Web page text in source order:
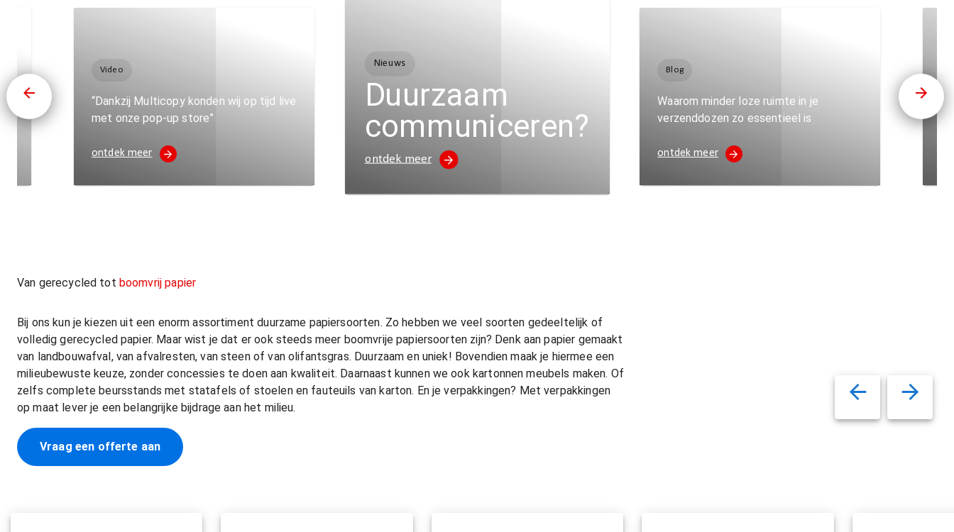
Video
“Dankzij Multicopy konden wij op tijd live
met onze pop-up store”
ontdek meer
Nieuws
Duurzaam
communiceren?
ontdek meer
Blog
Waarom minder loze ruimte in je
verzenddozen zo essentieel is
ontdek meer
Van gerecycled tot boomvrij papier
Bij ons kun je kiezen uit een enorm assortiment duurzame papiersoorten. Zo hebben we veel soorten gedeeltelijk of
volledig gerecycled papier. Maar wist je dat er ook steeds meer boomvrije papiersoorten zijn? Denk aan papier gemaakt
van landbouwafval, van afvalresten, van steen of van olifantsgras. Duurzaam en uniek! Bovendien maak je hiermee een
milieubewuste keuze, zonder concessies te doen aan kwaliteit. Daarnaast kunnen we ook kartonnen meubels maken. Of
zelfs complete beursstands met statafels of stoelen en fauteuils van karton. En je verpakkingen? Met verpakkingen
op maat lever je een belangrijke bijdrage aan het milieu.
Vraag een offerte aan